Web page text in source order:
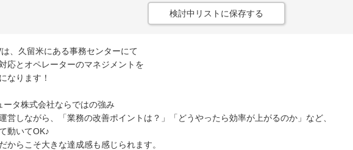
検討中リストに保存する
、久留米にある事務センターにて
応とオペレーターのマネジメントを
なります！
ータ株式会社ならではの強み
営しながら、「業務の改善ポイントは？」「どうやったら効率が上がるのか」など、
動いてOK♪
からこそ大きな達成感も感じられます。